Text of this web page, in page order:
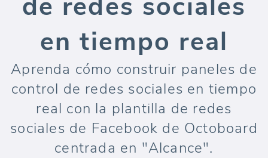
en tiempo real
Aprenda cómo construir paneles de
control de redes sociales en tiempo
real con la plantilla de redes
sociales de Facebook de Octoboard
centrada en "Alcance".